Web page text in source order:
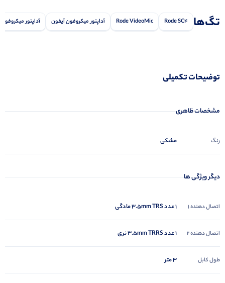
تگ‌ها Rode SC4
Rode VideoMic آداپتور میکروفون آیفون آداپتور میکروفون
توضیحات تکمیلی
مشخصات ظاهری
رنگ مشکی
دیگر ویژگی ها
اتصال دهنده 1 1 عدد 3.5mm TRS مادگی
اتصال دهنده 2 1 عدد 3.5mm TRRS نری
طول کابل 3 متر